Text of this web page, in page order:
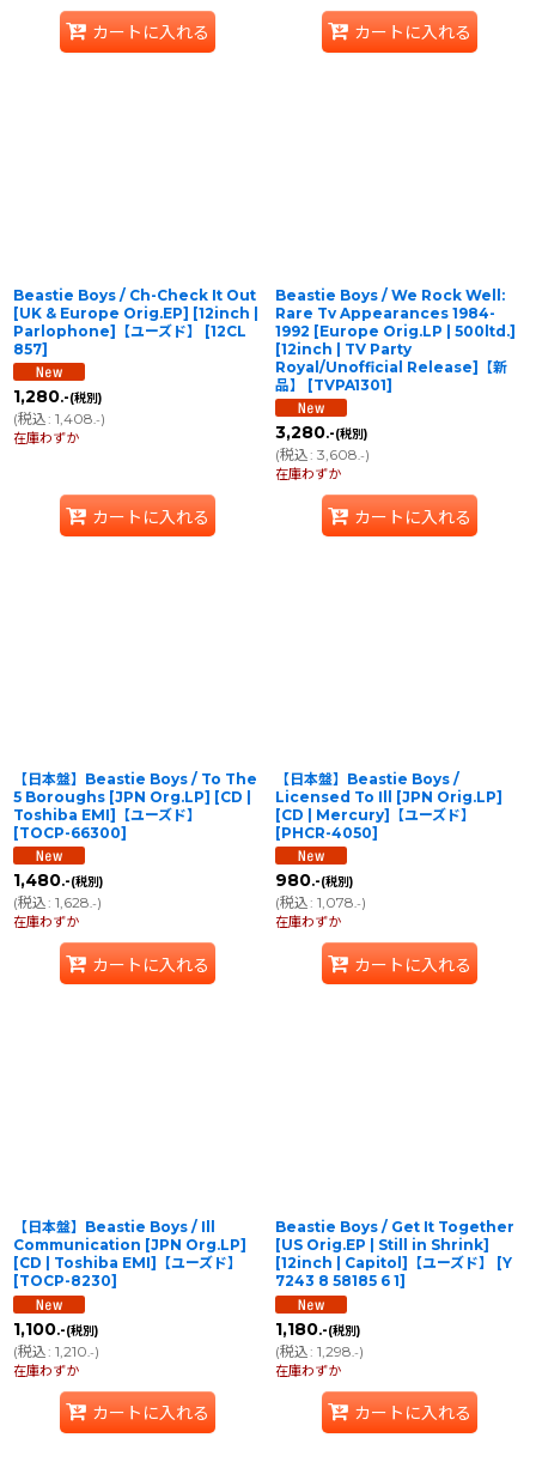
カートに入れる カートに入れる
Beastie Boys / Ch-Check It Out
[UK & Europe Orig.EP] [12inch |
Parlophone]【ユーズド】
[12CL
857]
1,280.-(税別)
(税込: 1,408.-)
在庫わずか
カートに入れる
Beastie Boys / We Rock Well:
Rare Tv Appearances 1984-
1992 [Europe Orig.LP | 500ltd.]
[12inch | TV Party
Royal/Unofficial Release]【新
品】
[TVPA1301]
3,280.-(税別)
(税込: 3,608.-)
在庫わずか
カートに入れる
【日本盤】Beastie Boys / To The
5 Boroughs [JPN Org.LP] [CD |
Toshiba EMI]【ユーズド】
[TOCP-66300]
1,480.-(税別)
(税込: 1,628.-)
在庫わずか
カートに入れる
【日本盤】Beastie Boys /
Licensed To Ill [JPN Orig.LP]
[CD | Mercury]【ユーズド】
[PHCR-4050]
980.-(税別)
(税込: 1,078.-)
在庫わずか
カートに入れる
【日本盤】Beastie Boys / Ill
Communication [JPN Org.LP]
[CD | Toshiba EMI]【ユーズド】
[TOCP-8230]
1,100.-(税別)
(税込: 1,210 .-)
在庫わずか
カートに入れる
Beastie Boys / Get It Together
[US Orig.EP | Still in Shrink]
[12inch | Capitol]【ユーズド】
[Y
7243 8 58185 6 1]
1,180.-(税別)
(税込: 1,298 .-)
在庫わずか
カートに入れる